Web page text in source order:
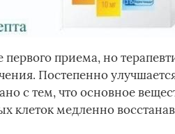
приема, но
Постепенно
с тем, что основное
клеток медленно